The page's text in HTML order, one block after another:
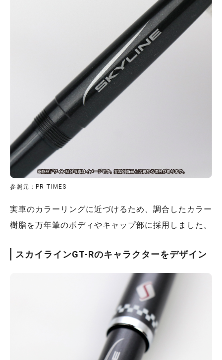
参照元：PR TIMES
実車のカラーリングに近づけるため、調合したカラー
樹脂を万年筆のボディやキャップ部に採用しました。
スカイラインGT-Rのキャラクターをデザイン